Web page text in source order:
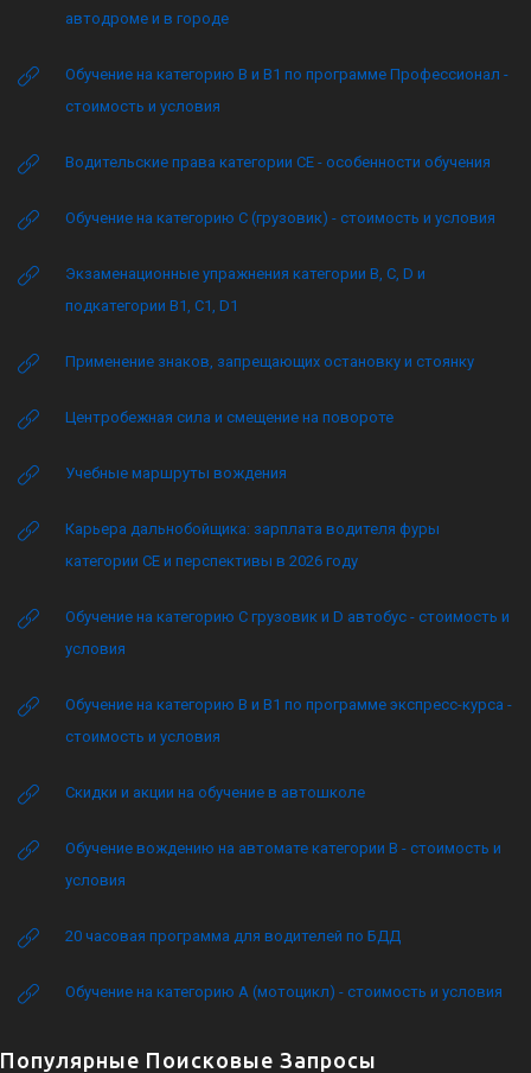
автодроме и в городе
Обучение на категорию B и B1 по программе Профессионал -
стоимость и условия
Водительские права категории CE - особенности обучения
Обучение на категорию C (грузовик) - стоимость и условия
Экзаменационные упражнения категории B, C, D и
подкатегории B1, C1, D1
Применение знаков, запрещающих остановку и стоянку
Центробежная сила и смещение на повороте
Учебные маршруты вождения
Карьера дальнобойщика: зарплата водителя фуры
категории CE и перспективы в 2026 году
Обучение на категорию C грузовик и D автобус - стоимость и
условия
Обучение на категорию B и B1 по программе экспресс-курса -
стоимость и условия
Скидки и акции на обучение в автошколе
Обучение вождению на автомате категории B - стоимость и
условия
20 часовая программа для водителей по БДД
Обучение на категорию А (мотоцикл) - стоимость и условия
Популярные Поисковые Запросы